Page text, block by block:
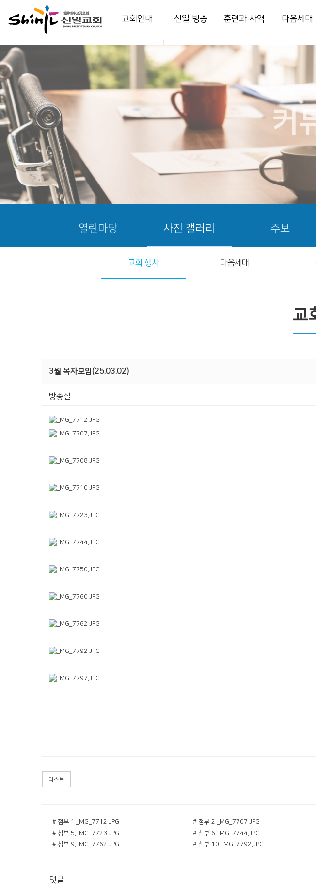
교회안내
인사말
교회역사
예배안내
신일 방송
담임 목사 설교
부교역자 설교
다음 세대 영상
온가정예배
찬양
훈련과 사역
훈련
목장
새가족
다음세대
영아부
초등부
청소년부
커
열린마당 사진 갤러리 주보
교회 행사 다음세대
교
3월 목자모임(25.03.02)
방송실
리스트
# 첨부 1._MG_7712.JPG # 첨부 2._MG_7707.JPG
# 첨부 5._MG_7723.JPG
# 첨부 6._MG_7744.JPG
# 첨부 9._MG_7762.JPG
# 첨부 10._MG_7792.JPG
댓글